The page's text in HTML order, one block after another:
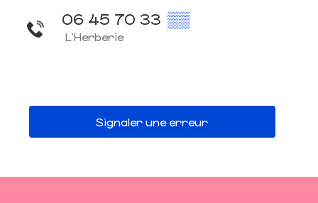
06 45 70 33 ▒▒
L'Herberie
Signaler une erreur